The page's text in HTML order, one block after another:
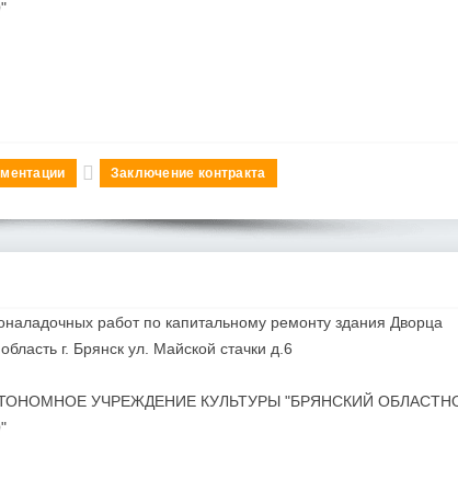
Заключение контракта
работ по капитальному ремонту здания Дворца
г. Брянск ул. Майской стачки д.6
УЧРЕЖДЕНИЕ КУЛЬТУРЫ "БРЯНСКИЙ